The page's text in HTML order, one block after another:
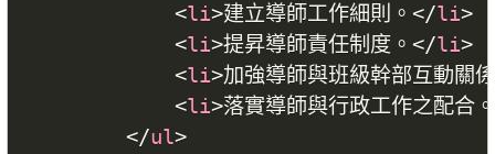
<li>建立導師工作細則。</li>
<li>提昇導師責任制度。</li>
<li>加強導師與班級幹部互動關
<li>落實導師與行政工作之配合
</ul>